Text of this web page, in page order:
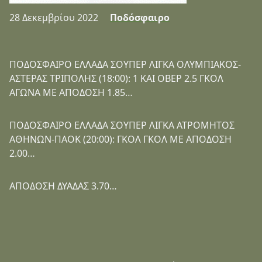
28 Δεκεμβρίου 2022 Ποδόσφαιρο
ΠΟΔΟΣΦΑΙΡΟ ΕΛΛΑΔΑ ΣΟΥΠΕΡ ΛΙΓΚΑ ΟΛΥΜΠΙΑΚΟΣ-
ΑΣΤΕΡΑΣ ΤΡΙΠΟΛΗΣ (18:00): 1 ΚΑΙ ΟΒΕΡ 2.5 ΓΚΟΛ
ΑΓΩΝΑ ΜΕ ΑΠΟΔΟΣΗ 1.85…
ΠΟΔΟΣΦΑΙΡΟ ΕΛΛΑΔΑ ΣΟΥΠΕΡ ΛΙΓΚΑ ΑΤΡΟΜΗΤΟΣ
ΑΘΗΝΩΝ-ΠΑΟΚ (20:00): ΓΚΟΛ ΓΚΟΛ ΜΕ ΑΠΟΔΟΣΗ
2.00…
ΑΠΟΔΟΣΗ ΔΥΑΔΑΣ 3.70…